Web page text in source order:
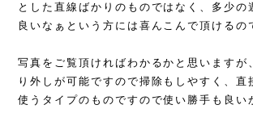
とした直線ばかりのものではなく、多少の
良いなぁという方には喜んこんで頂けるの
写真をご覧頂ければわかるかと思いますが
り外しが可能ですので掃除もしやすく、直
使うタイプのものですので使い勝手も良い